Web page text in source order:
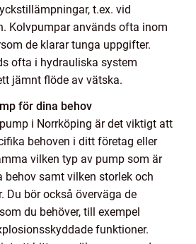
t.ex. vid
Kolvpumpar används ofta inom
de klarar tunga uppgifter.
ofta i hydrauliska system
jämnt flöde av vätska.
för dina behov
i Norrköping är det viktigt att
behoven i ditt företag eller
vilken typ av pump som är
samt vilken storlek och
Du bör också överväga de
du behöver, till exempel
funktioner.